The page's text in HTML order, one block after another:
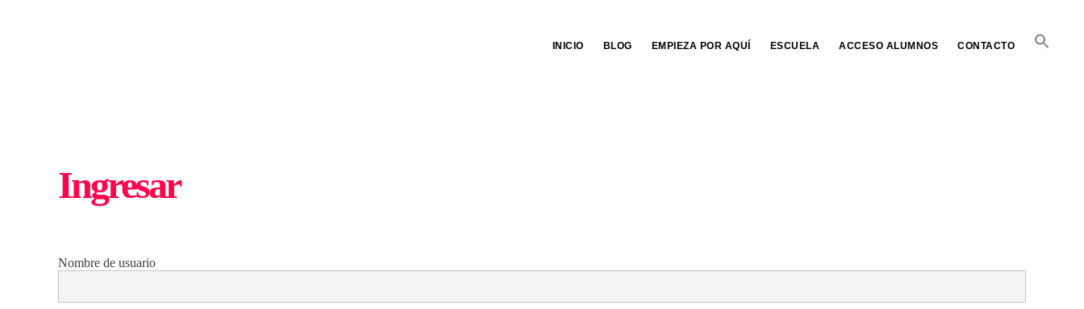
INICIO BLOG EMPIEZA POR AQUÍ ESCUELA ACCESO ALUMNOS CONTACTO
Ingresar
Nombre de usuario